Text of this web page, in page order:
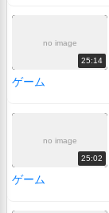
no image
25:14
ゲーム
no image
25:02
ゲーム